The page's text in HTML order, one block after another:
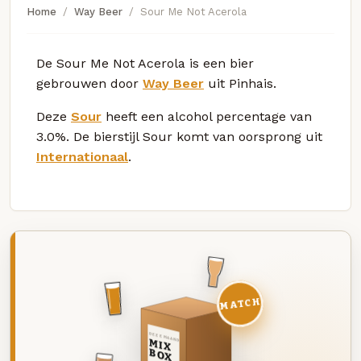
Home Way Beer Sour Me Not Acerola
De Sour Me Not Acerola is een bier
gebrouwen door Way Beer uit Pinhais.
Deze Sour heeft een alcohol percentage van
3.0%. De bierstijl Sour komt van oorsprong uit
Internationaal.
DEZE MAAND
MIX
BOX
MATCH